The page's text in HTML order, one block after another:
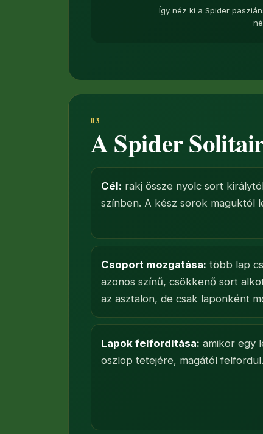
Így néz ki a Spider
A Spider
Cél: rakj össze nyolc sort
színben. A kész sorok maguktól
Csoport mozgatása: több lap
azonos színű, csökkenő sort
az asztalon, de csak laponként
Lapok felfordítása: amikor egy
oszlop tetejére, magától felfordul.